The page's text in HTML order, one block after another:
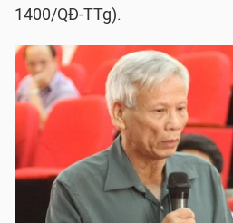
1400/QĐ-TTg).